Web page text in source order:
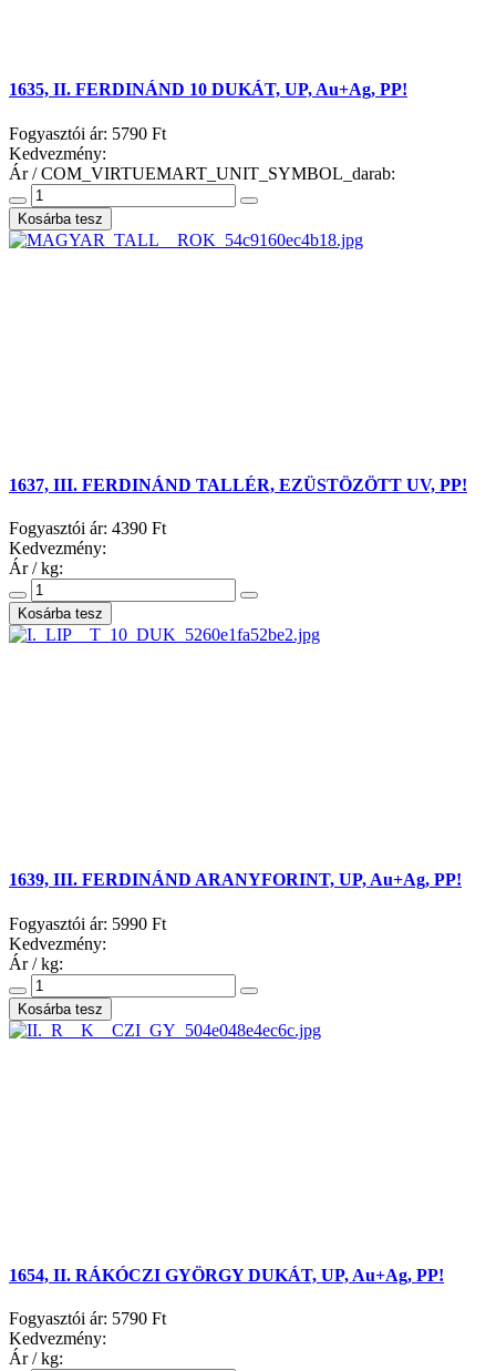
1635, II. FERDINÁND 10 DUKÁT, UP, Au+Ag, PP!
Fogyasztói ár: 5790 Ft
Kedvezmény:
Ár / COM_VIRTUEMART_UNIT_SYMBOL_darab:
1637, III. FERDINÁND TALLÉR, EZÜSTÖZÖTT UV, PP!
Fogyasztói ár: 4390 Ft
Kedvezmény:
Ár / kg:
1639, III. FERDINÁND ARANYFORINT, UP, Au+Ag, PP!
Fogyasztói ár: 5990 Ft
Kedvezmény:
Ár / kg:
1654, II. RÁKÓCZI GYÖRGY DUKÁT, UP, Au+Ag, PP!
Fogyasztói ár: 5790 Ft
Kedvezmény:
Ár / kg: